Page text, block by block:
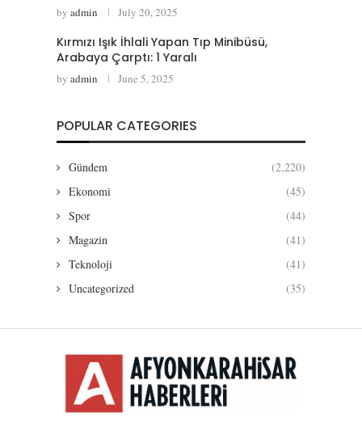
by admin July 20, 2025
Kırmızı Işık İhlali Yapan Tıp Minibüsü,
Arabaya Çarptı: 1 Yaralı
by admin June 5, 2025
POPULAR CATEGORIES
Gündem
(2,220)
Ekonomi
(45)
Spor
(44)
Magazin
(41)
Teknoloji
(41)
Uncategorized
(35)